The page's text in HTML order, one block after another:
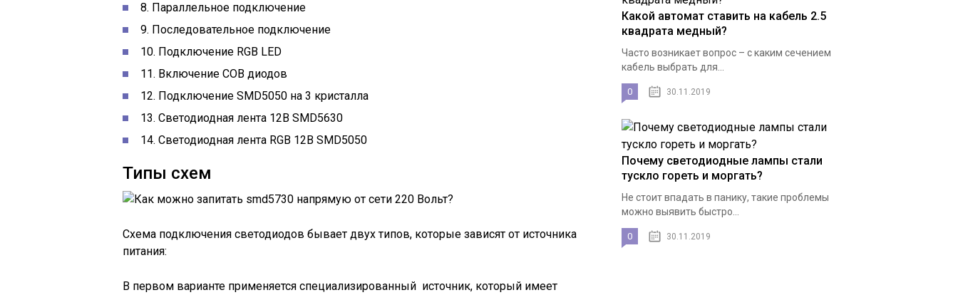
8. Параллельное подключение
9. Последовательное подключение
10. Подключение RGB LED
11. Включение COB диодов
12. Подключение SMD5050 на 3 кристалла
13. Светодиодная лента 12В SMD5630
14. Светодиодная лента RGB 12В SMD5050
Типы схем
Схема подключения светодиодов бывает двух типов, которые зависят от источника
питания:
В первом варианте применяется специализированный источник, который имеет
Какой автомат ставить на кабель 2.5
квадрата медный?
Часто возникает вопрос – с каким сечением
кабель выбрать для...
0 30.11.2019
Почему светодиодные лампы стали
тускло гореть и моргать?
Не стоит впадать в панику, такие проблемы
можно выявить быстро...
0 30.11.2019